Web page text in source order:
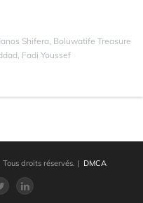
Shifera, Boluwatife Treasure
Fadi Youssef
droits réservés. | DMCA